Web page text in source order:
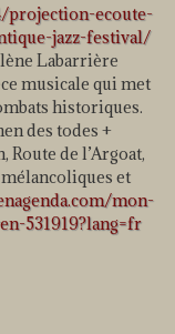
ecoute-
jazz-festival/
Labarrière
musicale qui met
historiques.
des todes +
de l’Argoat,
et
mon-
531919?lang=fr